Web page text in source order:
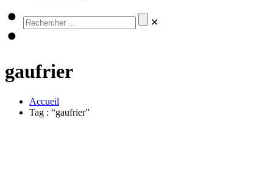
✕
gaufrier
Accueil
Tag : “gaufrier”